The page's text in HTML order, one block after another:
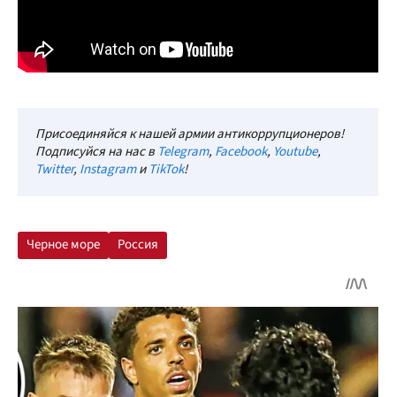
Присоединяйся к нашей армии антикоррупционеров!
Подписуйся на нас в Telegram, Facebook, Youtube,
Twitter, InstagramиTikTok!
Черное море Россия